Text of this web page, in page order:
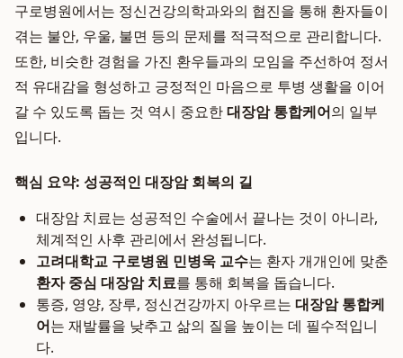
구로병원에서는 정신건강의학과와의 협진을 통해 환자들이
겪는 불안, 우울, 불면 등의 문제를 적극적으로 관리합니다.
또한, 비슷한 경험을 가진 환우들과의 모임을 주선하여 정서
적 유대감을 형성하고 긍정적인 마음으로 투병 생활을 이어
갈 수 있도록 돕는 것 역시 중요한대장암 통합케어의 일부
입니다.
핵심 요약: 성공적인 대장암 회복의 길
대장암 치료는 성공적인 수술에서 끝나는 것이 아니라,
체계적인 사후 관리에서 완성됩니다.
고려대학교 구로병원 민병욱 교수는 환자 개개인에 맞춘
환자 중심 대장암 치료를 통해 회복을 돕습니다.
통증, 영양, 장루, 정신건강까지 아우르는 대장암 통합케
어는 재발률을 낮추고 삶의 질을 높이는 데 필수적입니
다.